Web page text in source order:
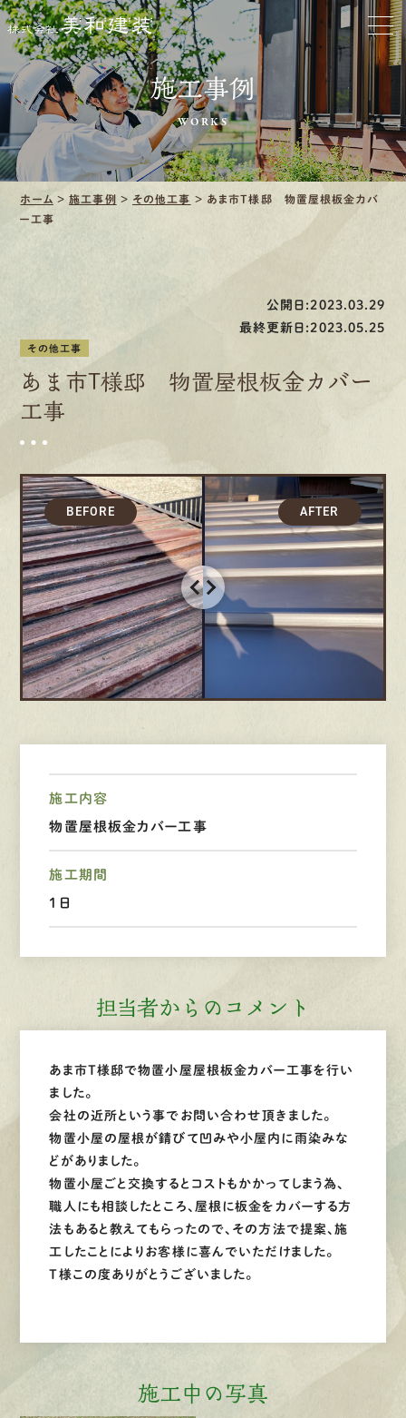
お家をきれいに
会社をきれいに
クリーニング
施工事例
口コミ・レビュー紹介
採用情報
募集要項
先輩インタビュー
エントリー
有資格者が、無料建物診断いたします!!
0120-44-2605
施工事例
WORKS
ホーム >施工事例 > その他工事 > あま市T様邸 物置屋根板金カバ
ー工事
公開日:2023.03.29
最終更新日:2023.05.25
その他工事
あま市T様邸 物置屋根板金カバー
工事
施工内容
物置屋根板金カバー工事
施工期間
１日
担当者からのコメント
あま市T様邸で物置小屋屋根板金カバー工事を行い
ました。
会社の近所という事でお問い合わせ頂きました。
物置小屋の屋根が錆びて凹みや小屋内に雨染みな
どがありました。
物置小屋ごと交換するとコストもかかってしまう為、
職人にも相談したところ、屋根に板金をカバーする方
法もあると教えてもらったので、その方法で提案、施
工したことによりお客様に喜んでいただけました。
T様この度ありがとうございました。
施工中の写真